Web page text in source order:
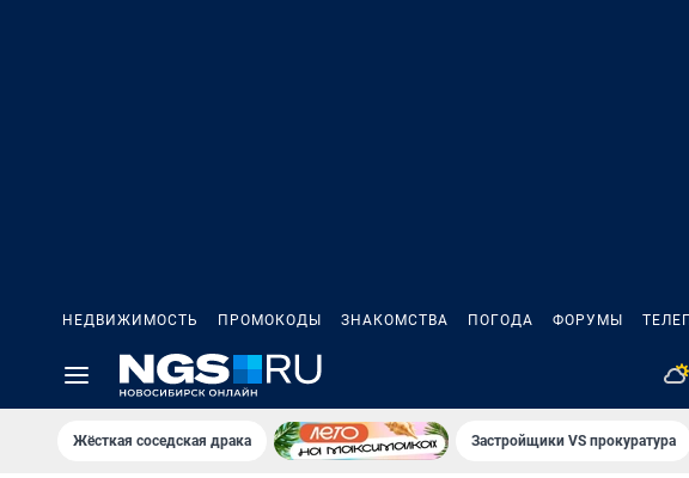
НЕДВИЖИМОСТЬ ПРОМОКОДЫ ЗНАКОМСТВА ПОГОДА ФОРУМЫ
Жёсткая соседская драка Застройщики VS прокуратура